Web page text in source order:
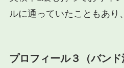
ルに通っていたこともあり
プロフィール３（バンド